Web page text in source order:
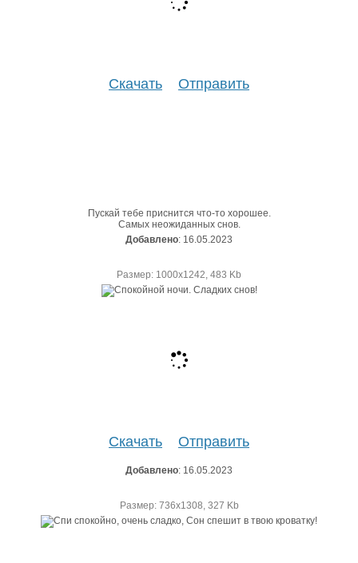
Скачать Отправить
Пускай тебе приснится что-то хорошее.
Самых неожиданных снов.
Добавлено: 16.05.2023
Размер: 1000х1242, 483 Kb
Скачать Отправить
Добавлено: 16.05.2023
Размер: 736х1308, 327 Kb